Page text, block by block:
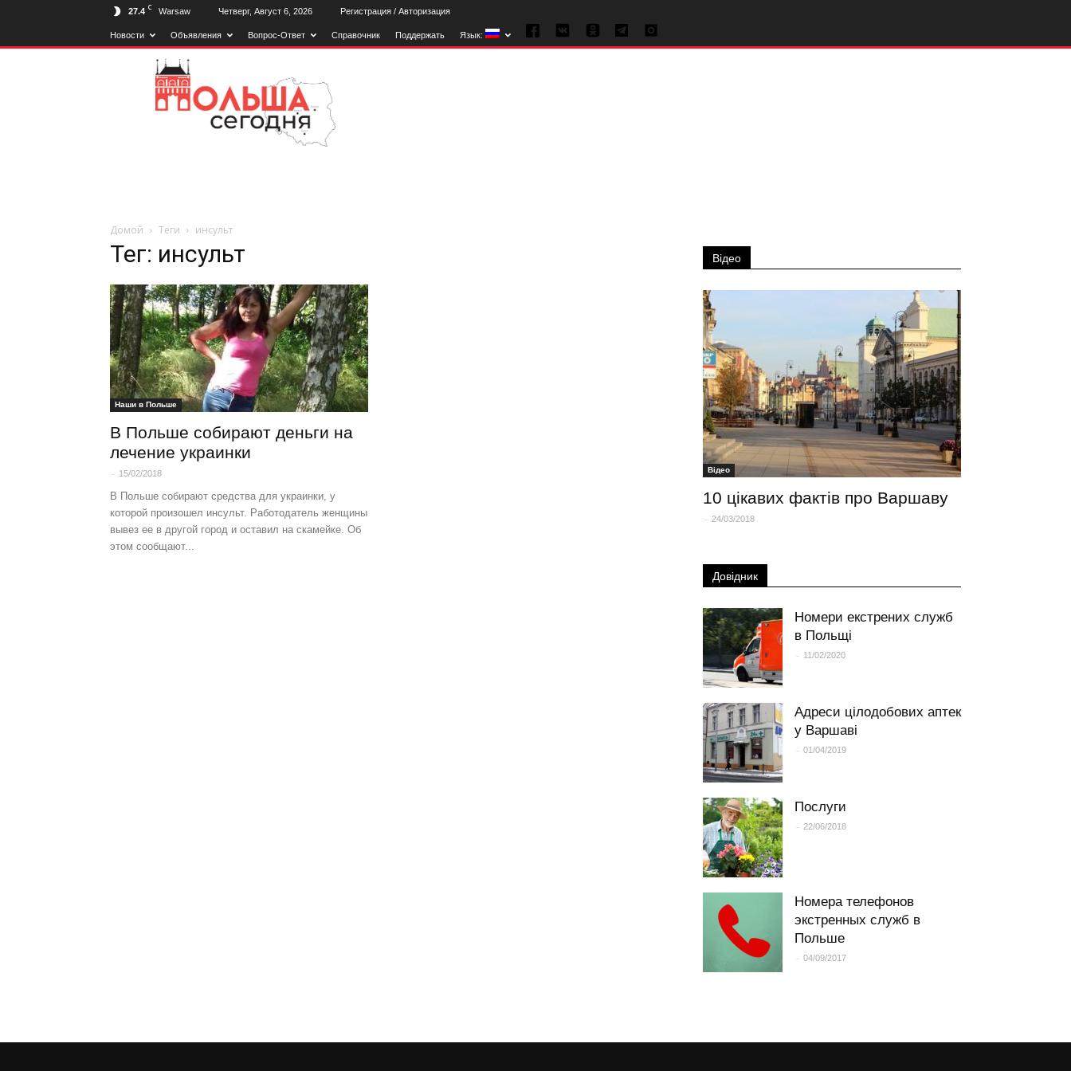
27.4 C Warsaw Четверг, Август 6, 2026 Регистрация / Авторизация
Новости Объявления Вопрос-Ответ Справочник Поддержать Язык:
Польща
Сьогодні
Домой Теги инсульт
Тег: инсульт
Наши в Польше
В Польше собирают деньги на
лечение украинки
- 15/02/2018
В Польше собирают средства для украинки, у
которой произошел инсульт. Работодатель женщины
вывез ее в другой город и оставил на скамейке. Об
этом сообщают...
Відео
Вiдео
10 цікавих фактів про Варшаву
- 24/03/2018
Довідник
Номери екстрених служб
в Польщі
- 11/02/2020
Адреси цілодобових аптек
у Варшаві
- 01/04/2019
Послуги
- 22/06/2018
Номера телефонов
экстренных служб в
Польше
- 04/09/2017